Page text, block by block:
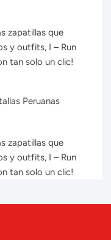
zapatillas que
y outfits, I – Run
tan solo un clic!
Peruanas
zapatillas que
y outfits, I – Run
tan solo un clic!